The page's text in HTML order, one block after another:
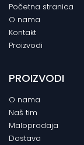
Početna stranica
O nama
Kontakt
Proizvodi
PROIZVODI
O nama
Naš tim
Maloprodaja
Dostava